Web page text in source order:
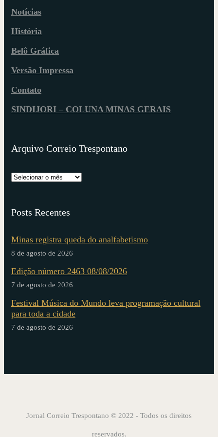
Notícias
História
Belô Gráfica
Versão Impressa
Contato
SINDIJORI – COLUNA MINAS GERAIS
Arquivo Correio Trespontano
Posts Recentes
Minas registra queda do analfabetismo
8 de agosto de 2026
Edição número 2463 08/08/2026
7 de agosto de 2026
Festival Música do Mundo leva programação cultural
para toda a cidade
7 de agosto de 2026
Jornal Correio Trespontano © 2022 - Todos os direitos
reservados.